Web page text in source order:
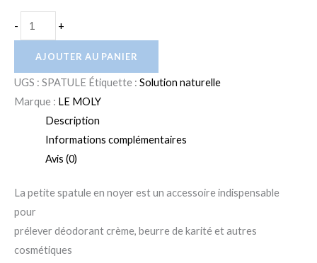
- +
AJOUTER AU PANIER
UGS : SPATULE Étiquette : Solution naturelle
Marque : LE MOLY
Description
Informations complémentaires
Avis (0)
La petite spatule en noyer est un accessoire indispensable
pour
prélever déodorant crème, beurre de karité et autres
cosmétiques